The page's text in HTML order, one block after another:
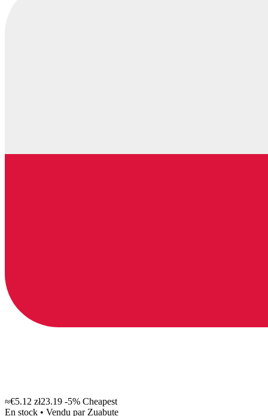
≈€5.12 zł23.19 -5% Cheapest
En stock • Vendu par Zuabute